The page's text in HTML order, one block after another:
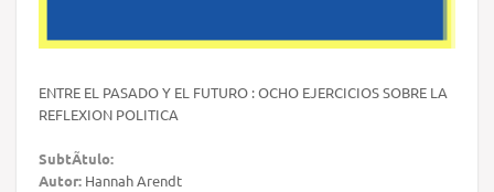
ENTRE EL PASADO Y EL FUTURO : OCHO EJERCICIOS SOBRE LA
REFLEXION POLITICA
SubtÃ­tulo:
Autor: Hannah Arendt